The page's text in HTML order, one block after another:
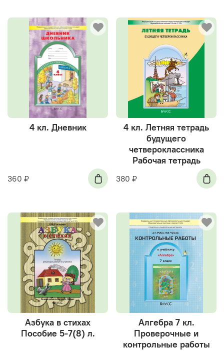
4 кл. Дневник
360 ₽
4 кл. Летняя тетрадь
будущего
четвероклассника
Рабочая тетрадь
380 ₽
Азбука в стихах
Пособие 5-7(8) л.
Алгебра 7 кл.
Проверочные и
контрольные работы